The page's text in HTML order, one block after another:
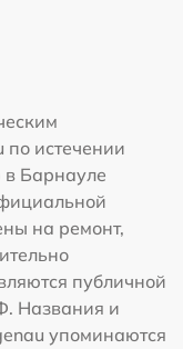
истечении
в Барнауле
на ремонт,
публичной
Названия и
упоминаются